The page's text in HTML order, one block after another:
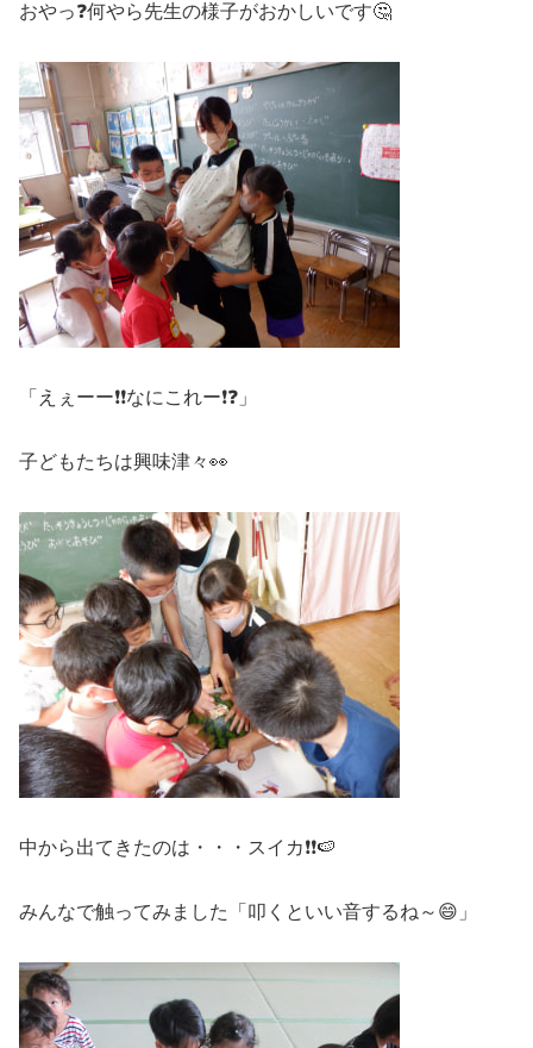
おやっ❓何やら先生の様子がおかしいです🤔
「えぇーー❗❗なにこれー❗❓」
子どもたちは興味津々👀
中から出てきたのは・・・スイカ❗❗🍉
みんなで触ってみました「叩くといい音するね～😄」